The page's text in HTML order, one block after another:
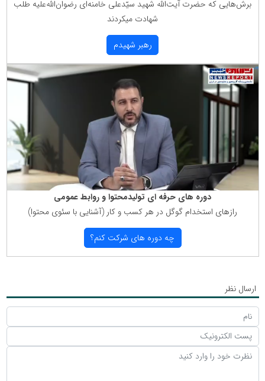
برش‌هایی كه حضرت آیت‌الله شهید سیّدعلی خامنه‌ای رضوان‌الله‌علیه طلب
شهادت میكردند
رهبر شهیدم
دوره های حرفه ای تولیدمحتوا و روابط عمومی
رازهای استخدام گوگل در هر كسب و كار (آشنایی با سئوی محتوا)
چه دوره های شركت كنم؟
ارسال نظر